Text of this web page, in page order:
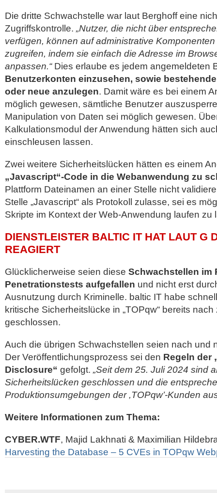
Die dritte Schwachstelle war laut Berghoff eine
Zugriffskontrolle. „Nutzer, die nicht über
verfügen, können auf administrative
zugreifen, indem sie einfach die Adresse im
anpassen.“Dies erlaube es jedem angemeldeten
Benutzerkonten einzusehen, sowie
oder neue anzulegen. Damit wäre es bei einem
möglich gewesen, sämtliche Benutzer
Manipulation von Daten sei möglich gewesen.
Kalkulationsmodul der Anwendung hätten sich
einschleusen lassen.
Zwei weitere Sicherheitslücken hätten es einem
„Javascript“-Code in die Webanwendung zu
Plattform Dateinamen an einer Stelle nicht
Stelle „Javascript“ als Protokoll zulasse, sei es
Skripte im Kontext der Web-Anwendung laufen zu
DIENSTLEISTER BALTIC IT HAT LAUT G
REAGIERT
Glücklicherweise seien diese Schwachstellen im
Penetrationstests aufgefallen und nicht erst
Ausnutzung durch Kriminelle. baltic IT habe
kritische Sicherheitslücke in „TOPqw“ bereits nach
geschlossen.
Auch die übrigen Schwachstellen seien nach und
Der Veröffentlichungsprozess sei den Regeln der
Disclosure“ gefolgt. „Seit dem 25. Juli 2024 sind
Sicherheitslücken geschlossen und die
Produktionsumgebungen der ,TOPqw’-Kunden
Weitere Informationen zum Thema:
CYBER.WTF, Majid Lakhnati & Maximilian
Harvesting the Database – 5 CVEs in TOPqw